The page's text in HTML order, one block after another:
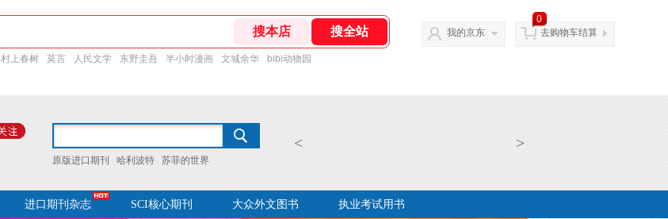
村上春树 莫言 人民文学 东野圭吾 半小时漫画 文城余华 bibi动物园
我的京东
0
去购物车结算
< >
原版进口期刊 哈利波特 苏菲的世界
进口期刊杂志 SCI核心期刊 大众外文图书 执业考试用书